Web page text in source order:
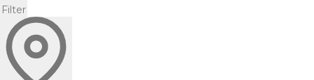
Filter